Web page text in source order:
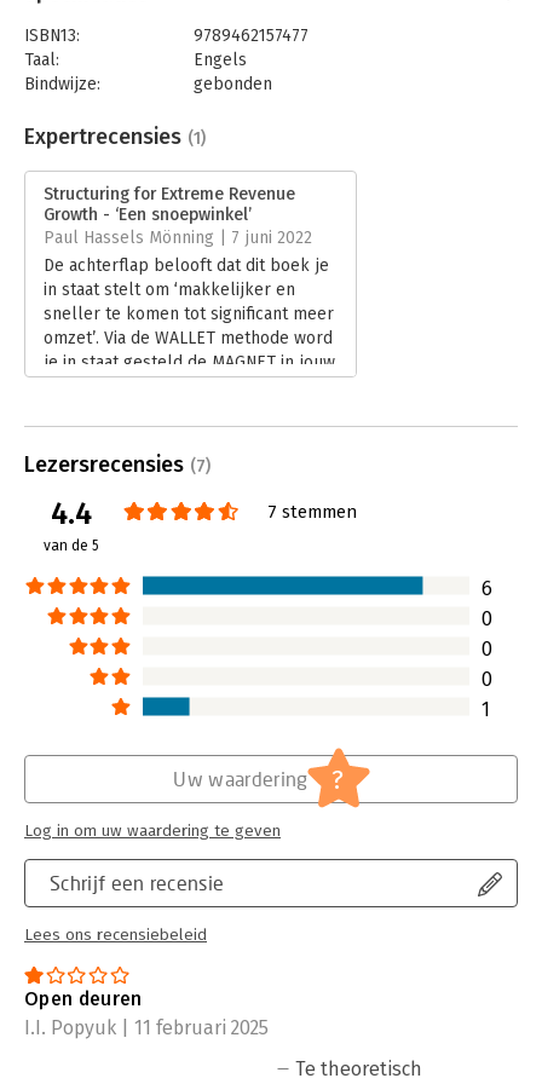
staat om het antwoord op deze vraag te vinden en direct toe te
passen.
gerichte worksheets. Deze zijn GRATIS te downloaden voor
ISBN13:
9789462157477
Taal:
Engels
Bindwijze:
gebonden
Uitgever:
VMN Media
Verschijningsdatum:
Hoofdrubriek: Algemeen management
Expertrecensies (1)
Structuring for Extreme Revenue
Growth - ‘Een snoepwinkel’
Paul Hassels Mönning | 7 juni 2022
De achterflap belooft dat dit boek je
in staat stelt om ‘makkelijker en
sneller te komen tot significant meer
omzet’. Via de WALLET methode word
je in staat gesteld de MAGNET in jouw
auteur’. In ‘Structuring for Extreme
belangrijkste inzichten en praktische
data-gedreven groei.
Lees verder
Lezersrecensies (7)
4.4
van de 5
7 stemmen
6
0
0
0
1
Schrijf een recensie
Lees ons recensiebeleid
Uw waardering ?
Log in om uw waardering te geven
Open deuren
I.I. Popyuk | 11 februari 2025
Te theoretisch